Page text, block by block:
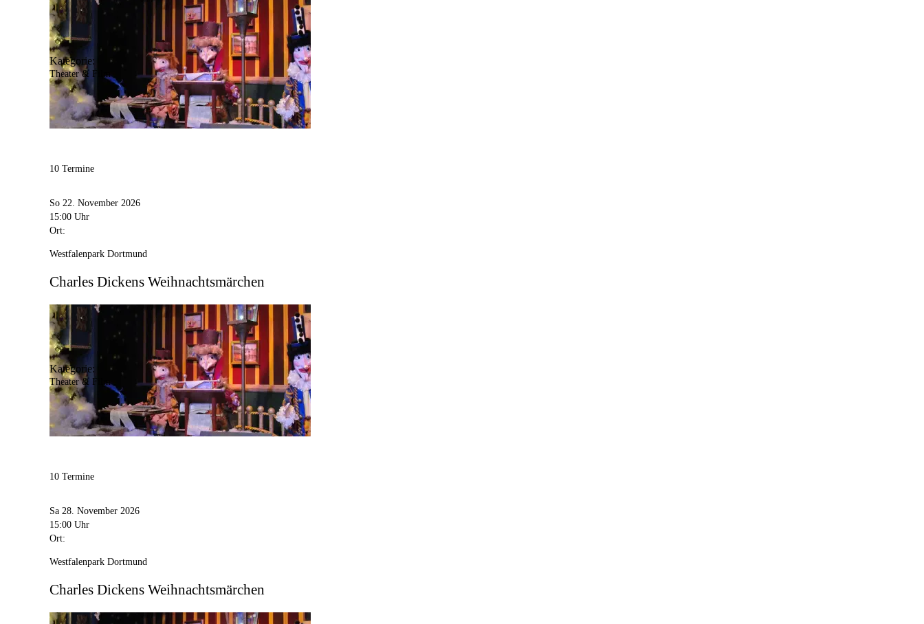
Kategorie:
Theater & Film
10 Termine
So 22. November 2026
15:00 Uhr
Ort:
Westfalenpark Dortmund
Charles Dickens Weihnachtsmärchen
Kategorie:
Theater & Film
10 Termine
Sa 28. November 2026
15:00 Uhr
Ort:
Westfalenpark Dortmund
Charles Dickens Weihnachtsmärchen